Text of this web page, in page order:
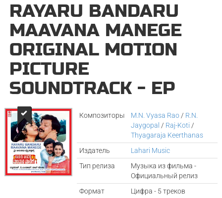
RAYARU BANDARU
MAAVANA MANEGE
ORIGINAL MOTION
PICTURE
SOUNDTRACK - EP
Композиторы M.N. Vyasa Rao / R.N.
Jaygopal / Raj-Koti /
Thyagaraja Keerthanas
Издатель
Lahari Music
Тип релиза
Музыка из фильма -
Официальный релиз
Формат
Цифра - 5 треков